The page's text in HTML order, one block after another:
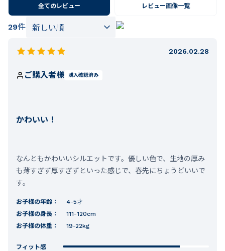
全てのレビュー レビュー画像一覧
29件
2026.02.28
ご購入者様 購入確認済み
かわいい！
なんともかわいいシルエットです。優しい色で、生地の厚み
も薄すぎず厚すぎずといった感じで、春先にちょうどいいで
す。
お子様の年齢：
4-5才
お子様の身長：
111-120cm
お子様の体重：
19-22kg
フィット感